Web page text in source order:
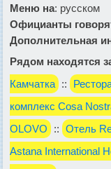
Меню на: русском
Официанты
Дополнительная
Рядом находятся
Камчатка ::
комплекс Cosa
OLOVO
:: Отель
Astana International